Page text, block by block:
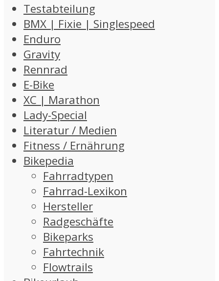
Testabteilung
BMX | Fixie | Singlespeed
Enduro
Gravity
Rennrad
E-Bike
XC | Marathon
Lady-Special
Literatur / Medien
Fitness / Ernährung
Bikepedia
Fahrradtypen
Fahrrad-Lexikon
Hersteller
Radgeschäfte
Bikeparks
Fahrtechnik
Flowtrails